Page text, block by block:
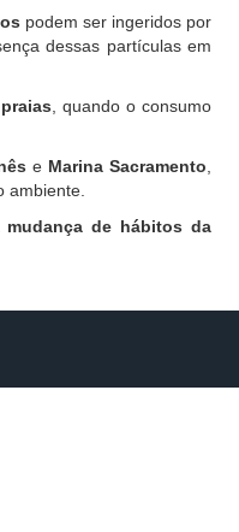
podem ser ingeridos por
dessas partículas em
, quando o consumo
e Marina Sacramento,
ambiente.
mudança de hábitos da